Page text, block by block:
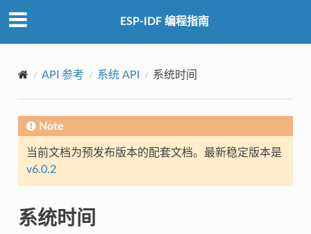
ESP-IDF 编程指南
API 参考 系统 API 系统时间
Note
当前文档为预发布版本的配套文档。最新稳定版本是
v6.0.2
系统时间